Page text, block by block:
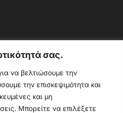
σας.
να βελτιώσουμε την
την επισκεψιμότητα και
και μη
Μπορείτε να επιλέξετε